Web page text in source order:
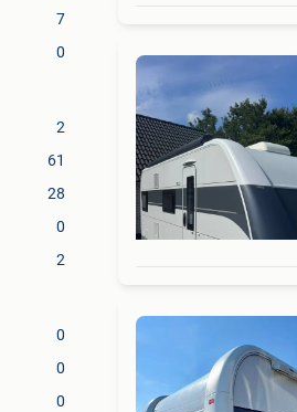
7
0
2
61
28
0
2
0
0
0